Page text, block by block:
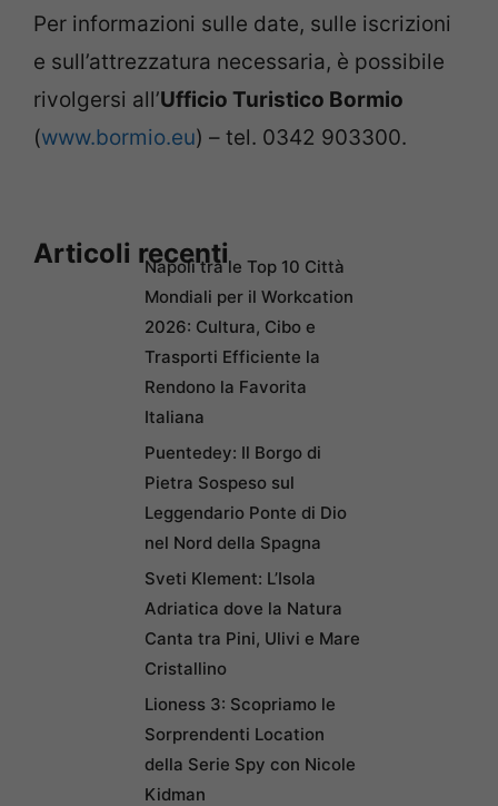
Per informazioni sulle date, sulle iscrizioni
e sull’attrezzatura necessaria, è possibile
rivolgersi all’Ufficio Turistico Bormio
(www.bormio.eu) – tel. 0342 903300.
Articoli recentiNapoli tra le Top 10 Città
Mondiali per il Workcation
2026: Cultura, Cibo e
Trasporti Efficiente la
Rendono la Favorita
Italiana
Puentedey: Il Borgo di
Pietra Sospeso sul
Leggendario Ponte di Dio
nel Nord della Spagna
Sveti Klement: L’Isola
Adriatica dove la Natura
Canta tra Pini, Ulivi e Mare
Cristallino
Lioness 3: Scopriamo le
Sorprendenti Location
della Serie Spy con Nicole
Kidman